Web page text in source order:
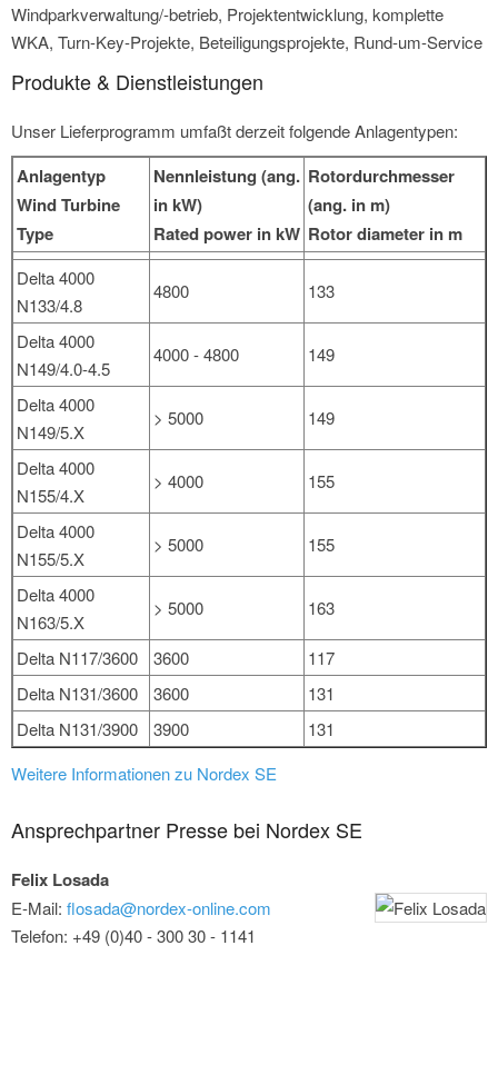
Windparkverwaltung/-betrieb, Projektentwicklung, komplette
WKA, Turn-Key-Projekte, Beteiligungsprojekte, Rund-um-Service
Produkte & Dienstleistungen
Unser Lieferprogramm umfaßt derzeit folgende Anlagentypen:
Anlagentyp
Wind Turbine
Type
Nennleistung (ang.
in kW)
Rated power in kW
Rotordurchmesser
(ang. in m)
Rotor diameter in m
Delta 4000
N133/4.8
4800 133
Delta 4000
N149/4.0-4.5
4000 - 4800 149
Delta 4000
N149/5.X
> 5000 149
Delta 4000
N155/4.X
> 4000 155
Delta 4000
N155/5.X
> 5000 155
Delta 4000
N163/5.X
> 5000 163
Delta N117/3600 3600
117
Delta N131/3600
3600
131
Delta N131/3900
3900
131
Weitere Informationen zu Nordex SE
Ansprechpartner Presse bei Nordex SE
Felix Losada
E-Mail: flosada@nordex-online.com
Telefon: +49 (0)40 - 300 30 - 1141